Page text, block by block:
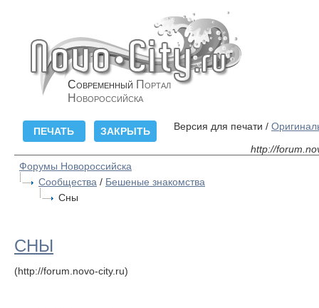
Современный Портал
Новороссийска
Версия для печати /
http://
Форумы Новороссийска
Сообщества / Бешеные знакомства
Сны
СНЫ
(http://forum.novo-city.ru)